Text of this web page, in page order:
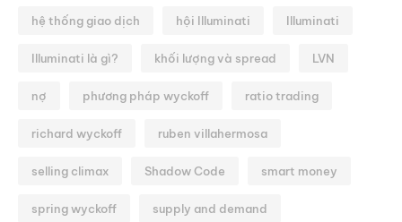
hệ thống giao dịch hội Illuminati Illuminati
Illuminati là gì? khối lượng và spread LVN
nợ phương pháp wyckoff ratio trading
richard wyckoff ruben villahermosa
selling climax Shadow Code smart money
spring wyckoff supply and demand